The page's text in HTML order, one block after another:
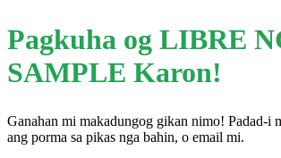
Pagkuha og LIBRE
SAMPLE Karon!
Ganahan mi makadungog gikan nimo! Padad-i
ang porma sa pikas nga bahin, o email mi.